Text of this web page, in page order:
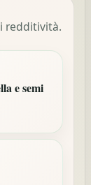
redditività.
e semi